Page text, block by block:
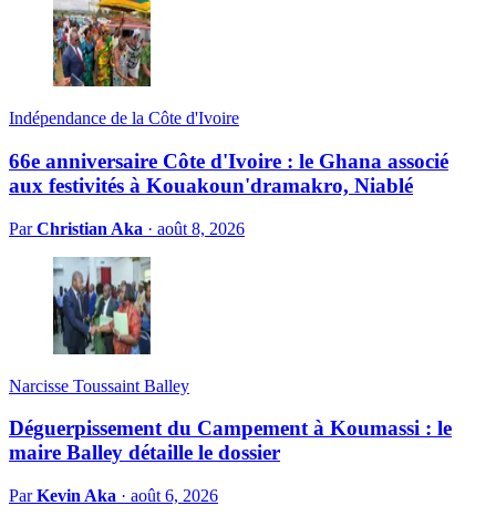
Indépendance de la Côte d'Ivoire
66e anniversaire Côte d'Ivoire : le Ghana associé
aux festivités à Kouakoun'dramakro, Niablé
ParChristian Aka · août 8, 2026
Narcisse Toussaint Balley
Déguerpissement du Campement à Koumassi : le
maire Balley détaille le dossier
ParKevin Aka · août 6, 2026